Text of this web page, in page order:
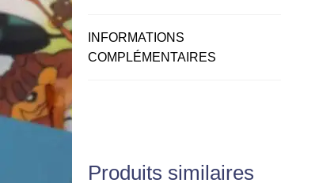
INFORMATIONS
COMPLÉMENTAIRES
Produits similaires